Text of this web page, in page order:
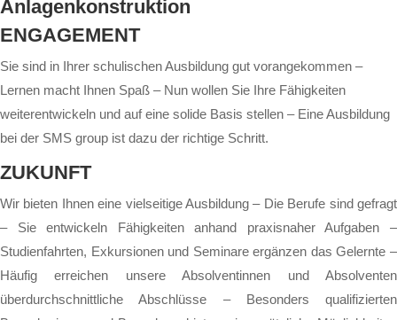
Anlagenkonstruktion
ENGAGEMENT
Sie sind in Ihrer schulischen Ausbildung gut vorangekommen –
Lernen macht Ihnen Spaß – Nun wollen Sie Ihre Fähigkeiten
weiterentwickeln und auf eine solide Basis stellen – Eine Ausbildung
bei der SMS group ist dazu der richtige Schritt.
ZUKUNFT
Wir bieten Ihnen eine vielseitige Ausbildung – Die Berufe sind gefragt
– Sie entwickeln Fähigkeiten anhand praxisnaher Aufgaben –
Studienfahrten, Exkursionen und Seminare ergänzen das Gelernte –
Häufig erreichen unsere Absolventinnen und Absolventen
überdurchschnittliche Abschlüsse – Besonders qualifizierten